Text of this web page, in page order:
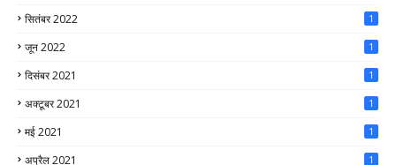
सितंबर 2022 1
जून 2022 1
दिसंबर 2021 1
अक्टूबर 2021 1
मई 2021 1
अप्रैल 2021 1